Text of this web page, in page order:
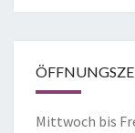
Mittwoch bis